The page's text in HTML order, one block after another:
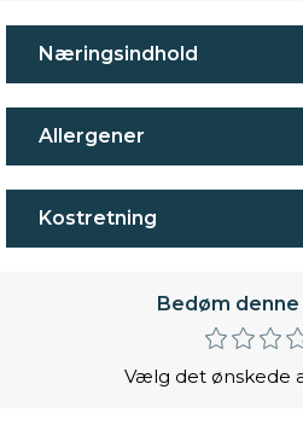
Næringsindhold
Allergener
Kostretning
Bedøm
Vælg det ønskede